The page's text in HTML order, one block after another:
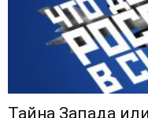
Тайна Запада